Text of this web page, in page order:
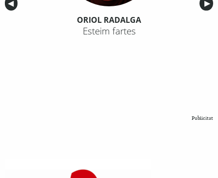
Anterior
◀︎ ▶︎
ORIOL RADALGA
Esteim fartes
Publicitat